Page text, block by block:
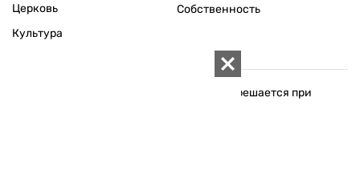
Церковь
Культура
Собственность
Использование материалов «ZN.UA» разрешается при